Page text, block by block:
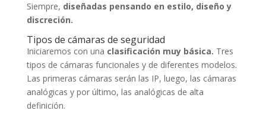
Siempre, diseñadas pensando en estilo, diseño y
discreción.
Tipos de cámaras de seguridad
Iniciaremos con una clasificación muy básica. Tres
tipos de cámaras funcionales y de diferentes modelos.
Las primeras cámaras serán las IP, luego, las cámaras
analógicas y por último, las analógicas de alta
definición.